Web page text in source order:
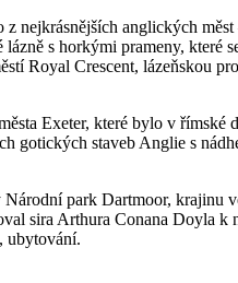
nejkrásnějších anglických
s horkými prameny, které
Royal Crescent, lázeňskou
Exeter, které bylo v římské
gotických staveb Anglie s
Národní park Dartmoor, krajinu
sira Arthura Conana Doyla k
ubytování.